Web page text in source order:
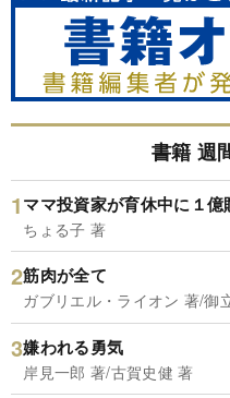
書籍 週
ママ投資家が育休中に１
ちょる子 著
筋肉が全て
ガブリエル・ライオン 著/御
嫌われる勇気
岸見一郎 著/古賀史健 著